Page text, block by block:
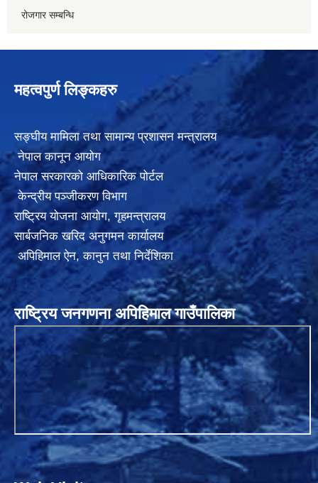
रोजगार सम्बन्धि
महत्वपुर्ण लिङ्कहरु
सङ्घीय मामिला तथा सामान्य प्रशासन मन्त्रालय
नेपाल कानून आयोग
नेपाल सरकारको आधिकारिक पोर्टल
केन्द्रीय पञ्जीकरण विभाग
राष्ट्रिय योजना आयोग,गृहमन्त्रालय
सार्बजनिक खरिद अनुगमन कार्यालय
अपिहिमाल ऐन, कानुन तथा निर्देशिका
राष्ट्रिय जनगणना अपिहिमाल गाउँपालिका